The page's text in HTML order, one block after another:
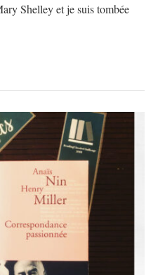
Shelley et je suis tombée